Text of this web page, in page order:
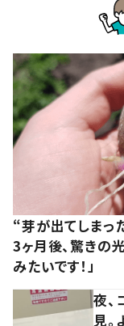
“芽が出てしま
3ヶ月後、驚きの
みたいです！」
夜、
見。